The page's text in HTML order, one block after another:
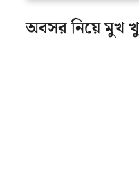
অবসর নিয়ে মুখ